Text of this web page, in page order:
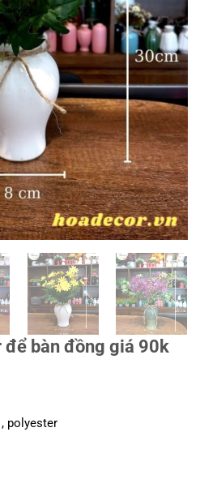
để bàn đồng giá 90k
polyester